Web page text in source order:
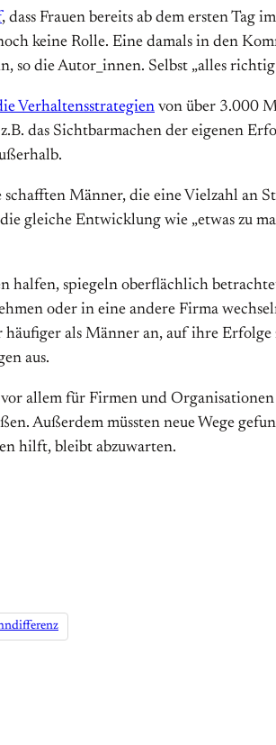
, dass Frauen bereits ab dem ersten
keine Rolle. Eine damals in den
so die Autor_innen. Selbst „alles
Verhaltensstrategien von über 3.000
das Sichtbarmachen der eigenen
Männer, die eine Vielzahl an
gleiche Entwicklung wie „etwas zu
halfen, spiegeln oberflächlich
oder in eine andere Firma
häufiger als Männer an, auf ihre
aus.
allem für Firmen und
Außerdem müssten neue Wege
hilft, bleibt abzuwarten.